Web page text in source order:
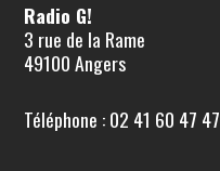
Radio G!
3 rue de la Rame
49100 Angers
Téléphone : 02 41 60 47 47